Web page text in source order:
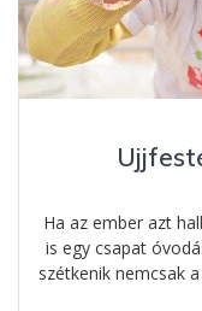
Ha az ember azt
is egy csapat
szétkenik nemcsak